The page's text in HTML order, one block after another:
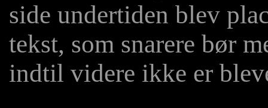
side undertiden blev
tekst, som snarere bør
indtil videre ikke er